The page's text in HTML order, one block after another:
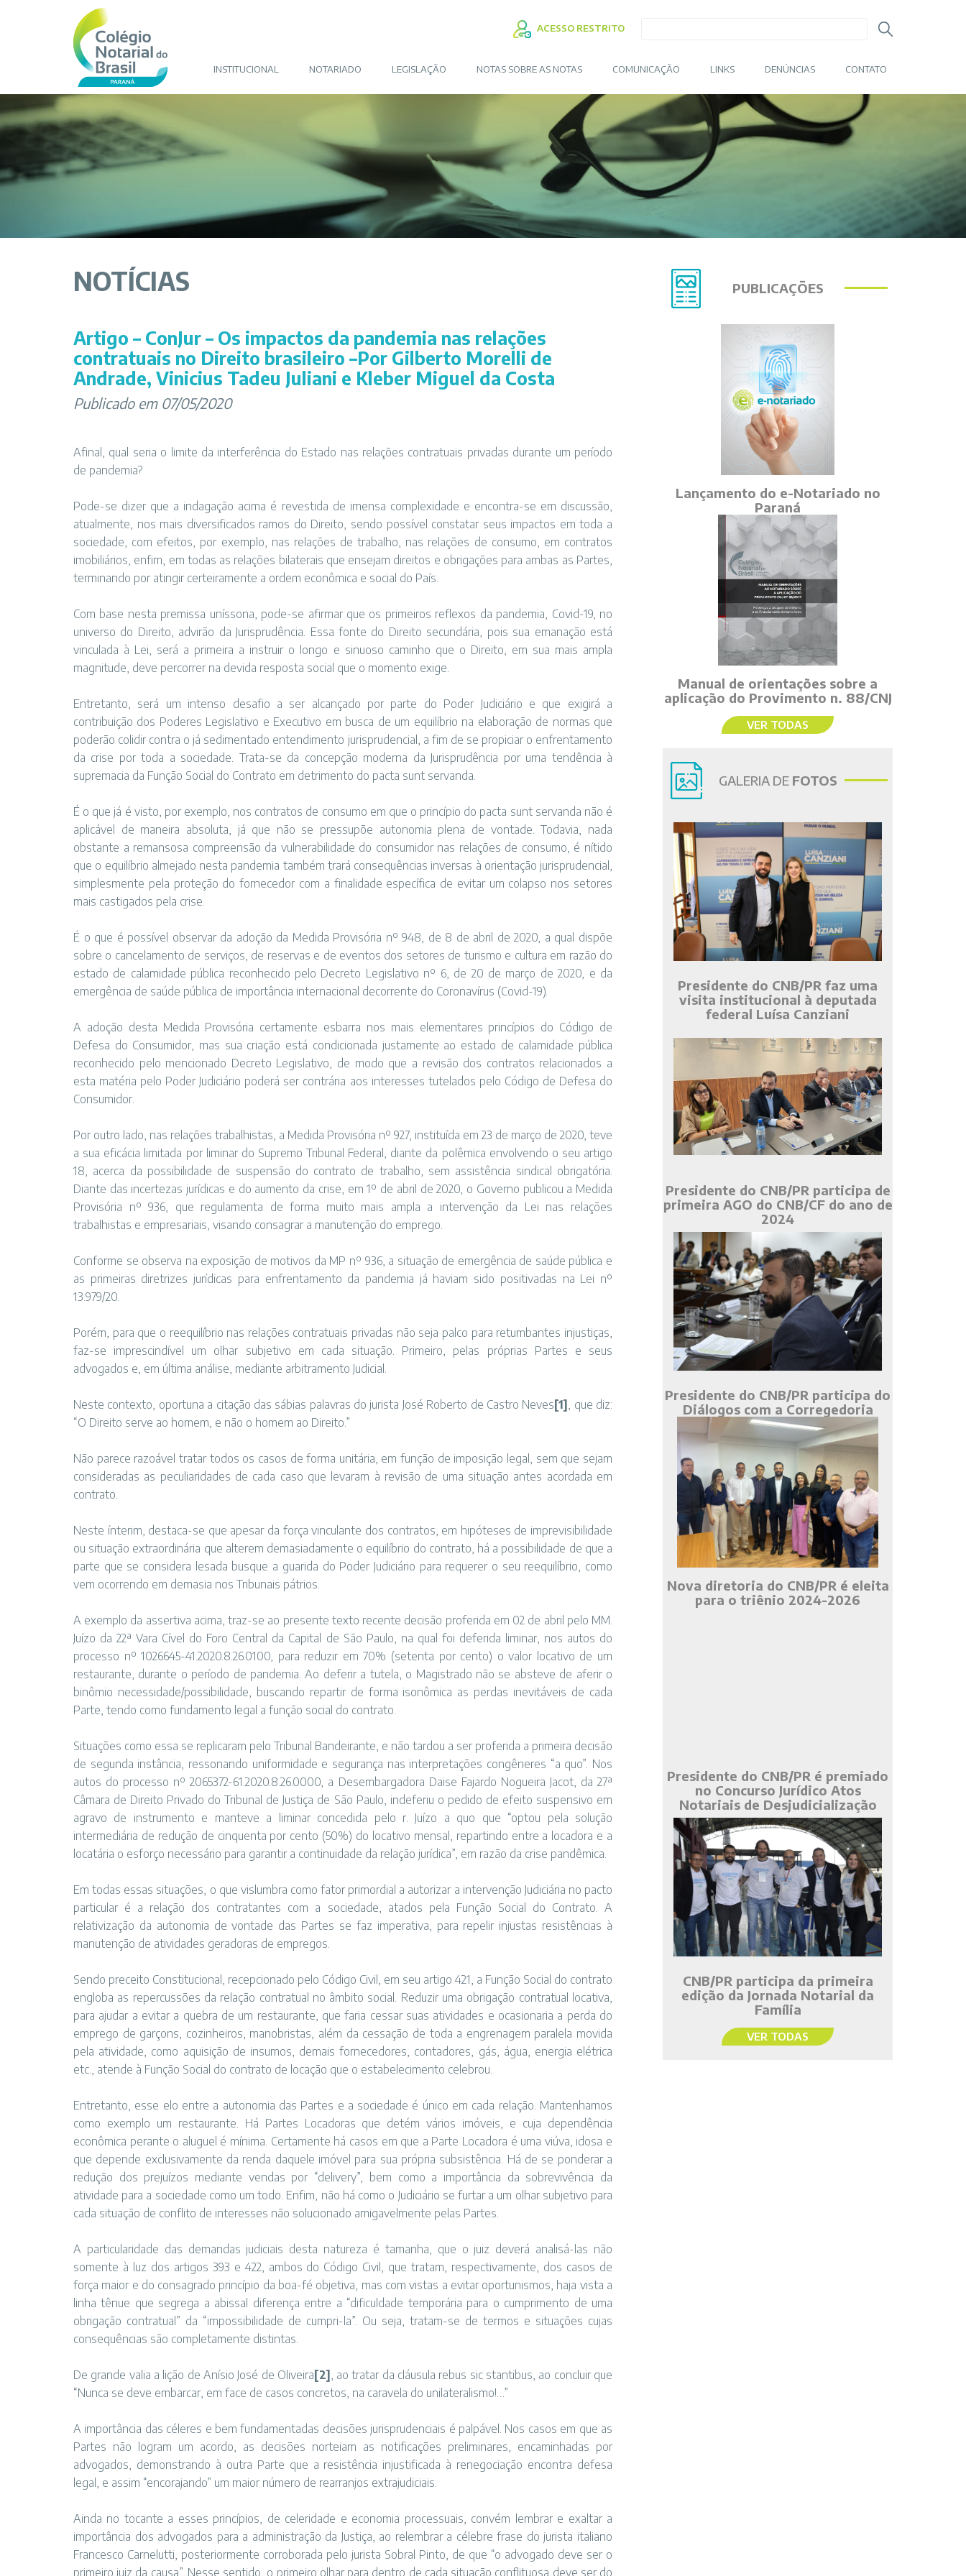
ACESSO RESTRITO
INSTITUCIONAL NOTARIADO LEGISLAÇÃO NOTAS SOBRE AS NOTAS COMUNICAÇÃO LINKS DENÚNCIAS CONTATO
NOTÍCIAS
Artigo – ConJur – Os impactos da pandemia nas relações
contratuais no Direito brasileiro –Por Gilberto Morelli de
Andrade, Vinicius Tadeu Juliani e Kleber Miguel da Costa
Publicado em 07/05/2020
Afinal, qual seria o limite da interferência do Estado nas relações contratuais privadas durante um período
de pandemia?
Pode-se dizer que a indagação acima é revestida de imensa complexidade e encontra-se em discussão,
atualmente, nos mais diversificados ramos do Direito, sendo possível constatar seus impactos em toda a
sociedade, com efeitos, por exemplo, nas relações de trabalho, nas relações de consumo, em contratos
imobiliários, enfim, em todas as relações bilaterais que ensejam direitos e obrigações para ambas as Partes,
terminando por atingir certeiramente a ordem econômica e social do País.
Com base nesta premissa uníssona, pode-se afirmar que os primeiros reflexos da pandemia, Covid-19, no
universo do Direito, advirão da Jurisprudência. Essa fonte do Direito secundária, pois sua emanação está
vinculada à Lei, será a primeira a instruir o longo e sinuoso caminho que o Direito, em sua mais ampla
magnitude, deve percorrer na devida resposta social que o momento exige.
Entretanto, será um intenso desafio a ser alcançado por parte do Poder Judiciário e que exigirá a
contribuição dos Poderes Legislativo e Executivo em busca de um equilíbrio na elaboração de normas que
poderão colidir contra o já sedimentado entendimento jurisprudencial, a fim de se propiciar o enfrentamento
da crise por toda a sociedade. Trata-se da concepção moderna da Jurisprudência por uma tendência à
supremacia da Função Social do Contrato em detrimento do pacta sunt servanda.
É o que já é visto, por exemplo, nos contratos de consumo em que o princípio do pacta sunt servanda não é
aplicável de maneira absoluta, já que não se pressupõe autonomia plena de vontade. Todavia, nada
obstante a remansosa compreensão da vulnerabilidade do consumidor nas relações de consumo, é nítido
que o equilíbrio almejado nesta pandemia também trará consequências inversas à orientação jurisprudencial,
simplesmente pela proteção do fornecedor com a finalidade específica de evitar um colapso nos setores
mais castigados pela crise.
É o que é possível observar da adoção da Medida Provisória nº 948, de 8 de abril de 2020, a qual dispõe
sobre o cancelamento de serviços, de reservas e de eventos dos setores de turismo e cultura em razão do
estado de calamidade pública reconhecido pelo Decreto Legislativo nº 6, de 20 de março de 2020, e da
emergência de saúde pública de importância internacional decorrente do Coronavírus (Covid-19).
A adoção desta Medida Provisória certamente esbarra nos mais elementares princípios do Código de
Defesa do Consumidor, mas sua criação está condicionada justamente ao estado de calamidade pública
reconhecido pelo mencionado Decreto Legislativo, de modo que a revisão dos contratos relacionados a
esta matéria pelo Poder Judiciário poderá ser contrária aos interesses tutelados pelo Código de Defesa do
Consumidor.
Por outro lado, nas relações trabalhistas, a Medida Provisória nº 927, instituída em 23 de março de 2020, teve
a sua eficácia limitada por liminar do Supremo Tribunal Federal, diante da polêmica envolvendo o seu artigo
18, acerca da possibilidade de suspensão do contrato de trabalho, sem assistência sindical obrigatória.
Diante das incertezas jurídicas e do aumento da crise, em 1º de abril de 2020, o Governo publicou a Medida
Provisória nº 936, que regulamenta de forma muito mais ampla a intervenção da Lei nas relações
trabalhistas e empresariais, visando consagrar a manutenção do emprego.
Conforme se observa na exposição de motivos da MP nº 936, a situação de emergência de saúde pública e
as primeiras diretrizes jurídicas para enfrentamento da pandemia já haviam sido positivadas na Lei nº
13.979/20.
Porém, para que o reequilíbrio nas relações contratuais privadas não seja palco para retumbantes injustiças,
faz-se imprescindível um olhar subjetivo em cada situação. Primeiro, pelas próprias Partes e seus
advogados e, em última análise, mediante arbitramento Judicial.
Neste contexto, oportuna a citação das sábias palavras do jurista José Roberto de Castro Neves [1] , que diz:
“O Direito serve ao homem, e não o homem ao Direito.”
Não parece razoável tratar todos os casos de forma unitária, em função de imposição legal, sem que sejam
consideradas as peculiaridades de cada caso que levaram à revisão de uma situação antes acordada em
contrato.
Neste ínterim, destaca-se que apesar da força vinculante dos contratos, em hipóteses de imprevisibilidade
ou situação extraordinária que alterem demasiadamente o equilíbrio do contrato, há a possibilidade de que a
parte que se considera lesada busque a guarida do Poder Judiciário para requerer o seu reequilíbrio, como
vem ocorrendo em demasia nos Tribunais pátrios.
A exemplo da assertiva acima, traz-se ao presente texto recente decisão proferida em 02 de abril pelo MM.
Juízo da 22ª Vara Cível do Foro Central da Capital de São Paulo, na qual foi deferida liminar, nos autos do
processo nº 1026645-41.2020.8.26.0100, para reduzir em 70% (setenta por cento) o valor locativo de um
restaurante, durante o período de pandemia. Ao deferir a tutela, o Magistrado não se absteve de aferir o
binômio necessidade/possibilidade, buscando repartir de forma isonômica as perdas inevitáveis de cada
Parte, tendo como fundamento legal a função social do contrato.
Situações como essa se replicaram pelo Tribunal Bandeirante, e não tardou a ser proferida a primeira decisão
de segunda instância, ressonando uniformidade e segurança nas interpretações congêneres “a quo”. Nos
autos do processo nº 2065372-61.2020.8.26.0000, a Desembargadora Daise Fajardo Nogueira Jacot, da 27ª
Câmara de Direito Privado do Tribunal de Justiça de São Paulo, indeferiu o pedido de efeito suspensivo em
agravo de instrumento e manteve a liminar concedida pelo r. Juízo a quo que “optou pela solução
intermediária de redução de cinquenta por cento (50%) do locativo mensal, repartindo entre a locadora e a
locatária o esforço necessário para garantir a continuidade da relação jurídica”, em razão da crise pandêmica.
Em todas essas situações, o que vislumbra como fator primordial a autorizar a intervenção Judiciária no pacto
particular é a relação dos contratantes com a sociedade, atados pela Função Social do Contrato. A
relativização da autonomia de vontade das Partes se faz imperativa, para repelir injustas resistências à
manutenção de atividades geradoras de empregos.
Sendo preceito Constitucional, recepcionado pelo Código Civil, em seu artigo 421, a Função Social do contrato
engloba as repercussões da relação contratual no âmbito social. Reduzir uma obrigação contratual locativa,
para ajudar a evitar a quebra de um restaurante, que faria cessar suas atividades e ocasionaria a perda do
emprego de garçons, cozinheiros, manobristas, além da cessação de toda a engrenagem paralela movida
pela atividade, como aquisição de insumos, demais fornecedores, contadores, gás, água, energia elétrica
etc., atende à Função Social do contrato de locação que o estabelecimento celebrou.
Entretanto, esse elo entre a autonomia das Partes e a sociedade é único em cada relação. Mantenhamos
como exemplo um restaurante. Há Partes Locadoras que detém vários imóveis, e cuja dependência
econômica perante o aluguel é mínima. Certamente há casos em que a Parte Locadora é uma viúva, idosa e
que depende exclusivamente da renda daquele imóvel para sua própria subsistência. Há de se ponderar a
redução dos prejuízos mediante vendas por “delivery”, bem como a importância da sobrevivência da
atividade para a sociedade como um todo. Enfim, não há como o Judiciário se furtar a um olhar subjetivo para
cada situação de conflito de interesses não solucionado amigavelmente pelas Partes.
A particularidade das demandas judiciais desta natureza é tamanha, que o juiz deverá analisá-las não
somente à luz dos artigos 393 e 422, ambos do Código Civil, que tratam, respectivamente, dos casos de
força maior e do consagrado princípio da boa-fé objetiva, mas com vistas a evitar oportunismos, haja vista a
linha tênue que segrega a abissal diferença entre a “dificuldade temporária para o cumprimento de uma
obrigação contratual” da “impossibilidade de cumpri-la”. Ou seja, tratam-se de termos e situações cujas
consequências são completamente distintas.
De grande valia a lição de Anísio José de Oliveira [2] , ao tratar da cláusula rebus sic stantibus, ao concluir que
“Nunca se deve embarcar, em face de casos concretos, na caravela do unilateralismo!…”
A importância das céleres e bem fundamentadas decisões jurisprudenciais é palpável. Nos casos em que as
Partes não logram um acordo, as decisões norteiam as notificações preliminares, encaminhadas por
advogados, demonstrando à outra Parte que a resistência injustificada à renegociação encontra defesa
legal, e assim “encorajando” um maior número de rearranjos extrajudiciais.
Ainda no tocante a esses princípios, de celeridade e economia processuais, convém lembrar e exaltar a
importância dos advogados para a administração da Justiça, ao relembrar a célebre frase do jurista italiano
Francesco Carnelutti, posteriormente corroborada pelo jurista Sobral Pinto, de que “o advogado deve ser o
primeiro juiz da causa”. Nesse sentido, o primeiro olhar para dentro de cada situação conflituosa deve ser do
PUBLICAÇÕES
Lançamento do e-Notariado no
Paraná
Manual de orientações sobre a
aplicação do Provimento n. 88/CNJ
VER TODAS
GALERIA DE FOTOS
Presidente do CNB/PR faz uma
visita institucional à deputada
federal Luísa Canziani
Presidente do CNB/PR participa de
primeira AGO do CNB/CF do ano de
2024
Presidente do CNB/PR participa do
Diálogos com a Corregedoria
Nova diretoria do CNB/PR é eleita
para o triênio 2024-2026
Presidente do CNB/PR é premiado
no Concurso Jurídico Atos
Notariais de Desjudicialização
CNB/PR participa da primeira
edição da Jornada Notarial da
Família
VER TODAS